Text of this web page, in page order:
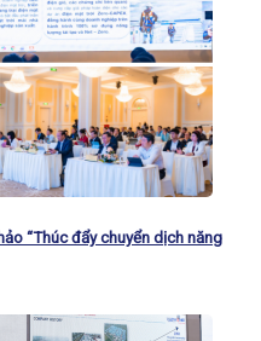
“Thúc đẩy chuyển dịch năng